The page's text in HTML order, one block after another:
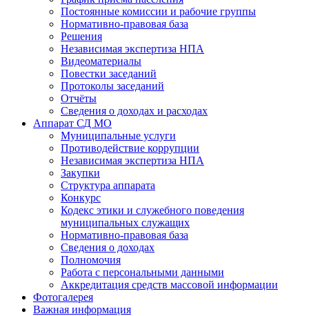
Постоянные комиссии и рабочие группы
Нормативно-правовая база
Решения
Независимая экспертиза НПА
Видеоматериалы
Повестки заседаний
Протоколы заседаний
Отчёты
Сведения о доходах и расходах
Аппарат СД МО
Муниципальные услуги
Противодействие коррупции
Независимая экспертиза НПА
Закупки
Структура аппарата
Конкурс
Кодекс этики и служебного поведения
муниципальных служащих
Нормативно-правовая база
Сведения о доходах
Полномочия
Работа с персональными данными
Аккредитация средств массовой информации
Фотогалерея
Важная информация